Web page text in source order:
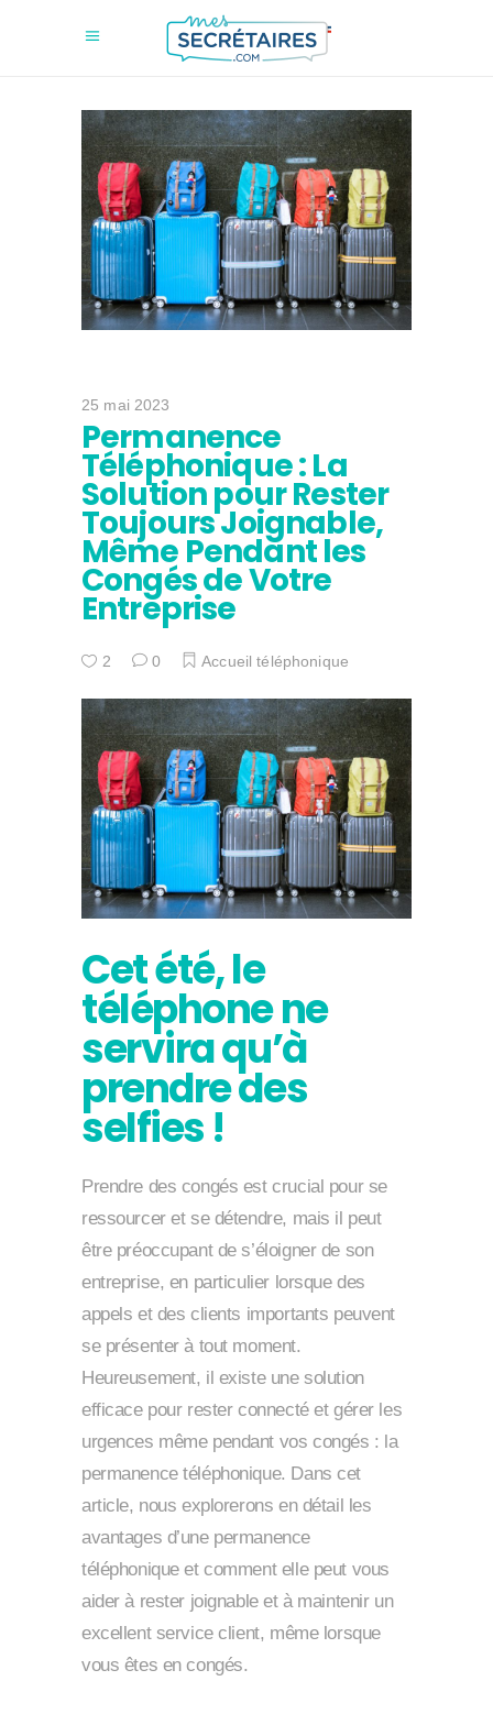
25 mai 2023
Permanence
Téléphonique : La
Solution pour Rester
Toujours Joignable,
Même Pendant les
Congés de Votre
Entreprise
2 0 Accueil téléphonique
Cet été, le
téléphone ne
servira qu’à
prendre des
selfies !
Prendre des congés est crucial pour se
ressourcer et se détendre, mais il peut
être préoccupant de s’éloigner de son
entreprise, en particulier lorsque des
appels et des clients importants peuvent
se présenter à tout moment.
Heureusement, il existe une solution
efficace pour rester connecté et gérer les
urgences même pendant vos congés : la
permanence téléphonique. Dans cet
article, nous explorerons en détail les
avantages d’une permanence
téléphonique et comment elle peut vous
aider à rester joignable et à maintenir un
excellent service client, même lorsque
vous êtes en congés.